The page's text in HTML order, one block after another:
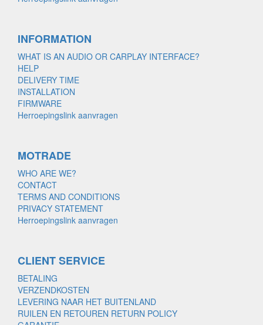
INFORMATION
WHAT IS AN AUDIO OR CARPLAY INTERFACE?
HELP
DELIVERY TIME
INSTALLATION
FIRMWARE
Herroepingslink aanvragen
MOTRADE
WHO ARE WE?
CONTACT
TERMS AND CONDITIONS
PRIVACY STATEMENT
Herroepingslink aanvragen
CLIENT SERVICE
BETALING
VERZENDKOSTEN
LEVERING NAAR HET BUITENLAND
RUILEN EN RETOUREN RETURN POLICY